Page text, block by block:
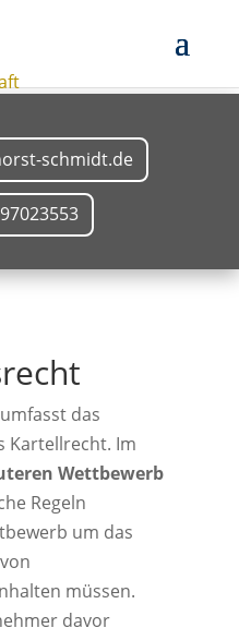
schmidt.de
das
Kartellrecht. Im
Wettbewerb
Regeln
um das
müssen.
davor